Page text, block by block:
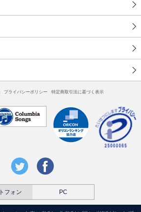
プライバシーポリシー 特定商取引法に基づく表示
フォン PC